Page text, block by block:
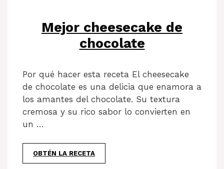
Mejor cheesecake de
chocolate
Por qué hacer esta receta El cheesecake
de chocolate es una delicia que enamora a
los amantes del chocolate. Su textura
cremosa y su rico sabor lo convierten en
un …
OBTÉN LA RECETA